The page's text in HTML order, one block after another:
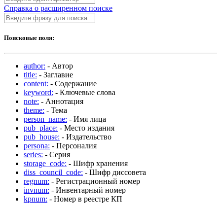
Справка о расширенном поиске
Поисковые поля:
author: - Автор
title: - Заглавие
content: - Содержание
keyword: - Ключевые слова
note: - Аннотация
theme: - Тема
person_name: - Имя лица
pub_place: - Место издания
pub_house: - Издательство
persona: - Персоналия
series: - Серия
storage_code: - Шифр хранения
diss_council_code: - Шифр диссовета
regnum: - Регистрационный номер
invnum: - Инвентарный номер
kpnum: - Номер в реестре КП